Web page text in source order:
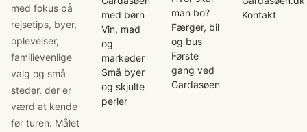
med fokus på
rejsetips, byer,
oplevelser,
familievenlige
valg og små
steder, der er
værd at kende
før turen. Målet
med børn
Vin, mad
og
markeder
Små byer
og skjulte
perler
man bo?
Færger, bil
og bus
Første
gang ved
Gardasøen
Kontakt